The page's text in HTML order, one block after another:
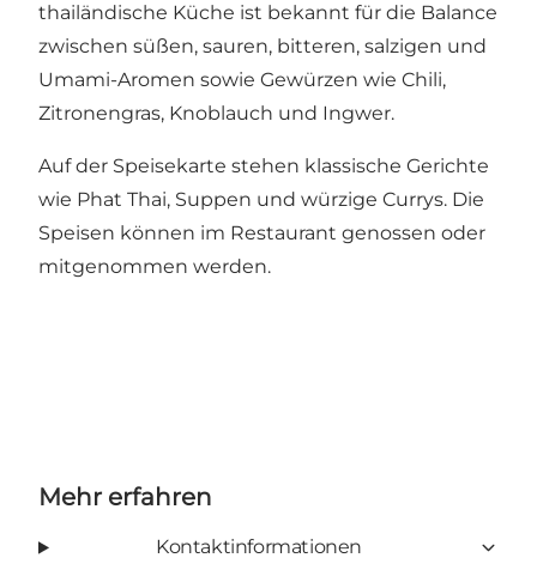
thailändische Küche ist bekannt für die Balance
zwischen süßen, sauren, bitteren, salzigen und
Umami-Aromen sowie Gewürzen wie Chili,
Zitronengras, Knoblauch und Ingwer.
Auf der Speisekarte stehen klassische Gerichte
wie Phat Thai, Suppen und würzige Currys. Die
Speisen können im Restaurant genossen oder
mitgenommen werden.
Mehr erfahren
Kontaktinformationen